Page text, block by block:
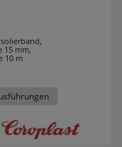
15 mm,
10 m